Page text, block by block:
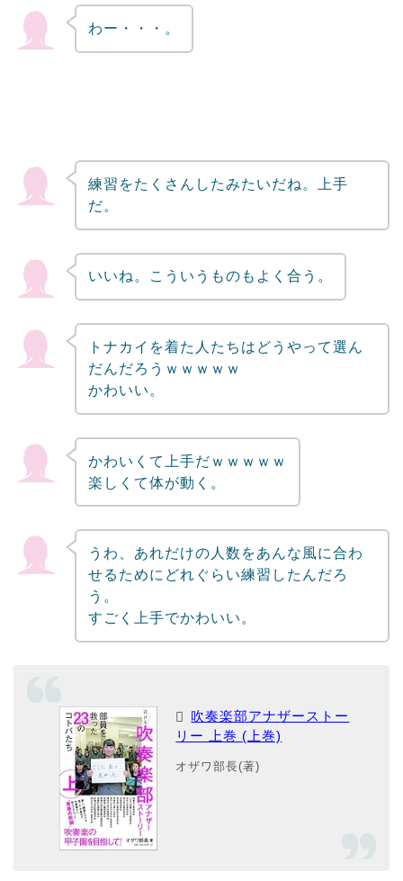
わー・・・。
練習をたくさんしたみたいだね。上手
だ。
いいね。こういうものもよく合う。
トナカイを着た人たちはどうやって選ん
だんだろうｗｗｗｗｗ
かわいい。
かわいくて上手だｗｗｗｗｗ
楽しくて体が動く。
うわ、あれだけの人数をあんな風に合わ
せるためにどれぐらい練習したんだろ
う。
すごく上手でかわいい。
吹奏楽部アナザーストー
リー 上巻 (上巻)
オザワ部長(著)